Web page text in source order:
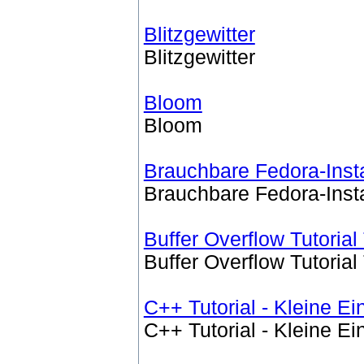
Blitzgewitter
Blitzgewitter
Bloom
Bloom
Brauchbare Fedora-
Brauchbare Fedora-
Buffer Overflow
Buffer Overflow
C++ Tutorial - Kleine
C++ Tutorial - Kleine